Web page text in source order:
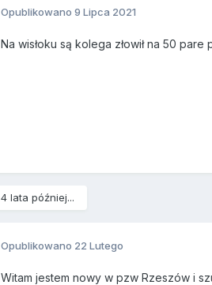
Opublikowano 9 Lipca 2021
Na wisłoku są kolega złowił na 50
4 lata później...
Opublikowano 22 Lutego
Witam jestem nowy w pzw Rzeszów i